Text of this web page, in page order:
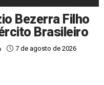
Bezerra Filho
Brasileiro
7 de agosto de 2026